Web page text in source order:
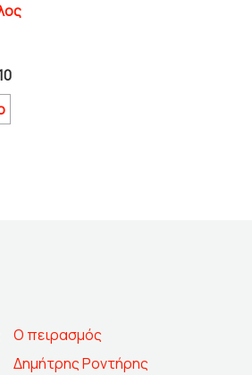
Ο πειρασμός
Δημήτρης Ροντήρης